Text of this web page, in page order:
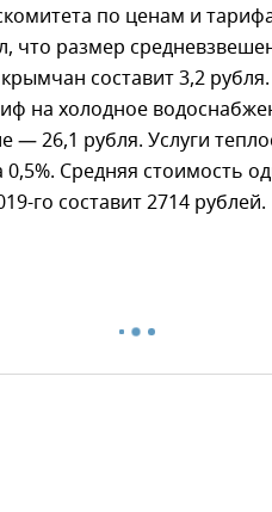
по ценам и
размер
составит 3,2
на холодное
— 26,1 рубля. Услуги
Средняя стоимость
го составит 2714 рублей.